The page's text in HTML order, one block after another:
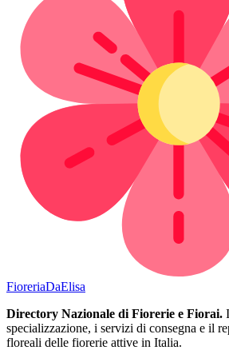
FioreriaDaElisa
Directory Nazionale di Fiorerie e Fiorai.
specializzazione, i servizi di consegna e il
floreali delle fiorerie attive in Italia.